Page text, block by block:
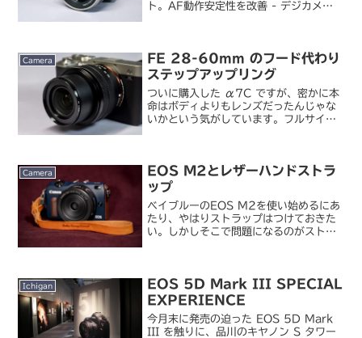
ト。AF動作安定性を改善 - デジカメ
Camera
FE 28-60mm のフード代わり
ステップアップリング
ついに購入した α7C ですが、密かに本
命はボディよりもレンズだったんじゃな
いかという気がしています。フルサイズ
ラを持ち出す機会...
Camera
EOS M2とレザーハンドストラ
ップ
ベイブルーのEOS M2を使い始めるにあ
たり、やはりストラップはつけておきた
い。しかしそこで問題になるのがストラ
も狭すぎて本...
Ichigan
EOS 5D Mark III SPECIAL
EXPERIENCE
今月末に発売の迫った EOS 5D Mark
III を触りに、品川のキヤノン S タワー